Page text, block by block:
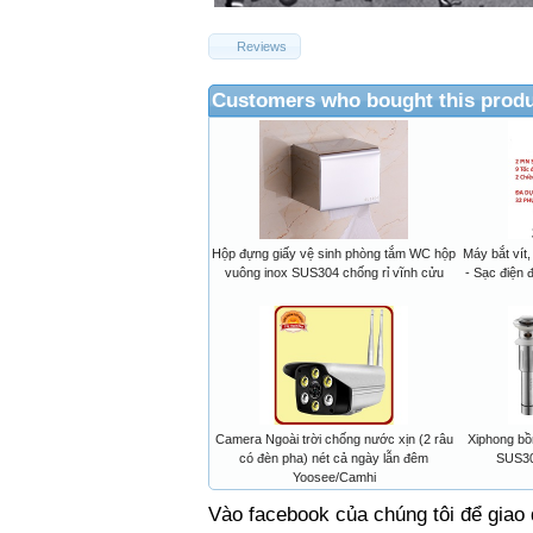
Reviews
Customers who bought this
Hộp đựng giấy vệ sinh phòng tắm WC hộp
vuông inox SUS304 chống rỉ vĩnh cửu
Máy bắt
- Sạc điện
Camera Ngoài trời chống nước xịn (2 râu
có đèn pha) nét cả ngày lẫn đêm
Yoosee/Camhi
Xiphong
Vào facebook của chúng tôi để giao